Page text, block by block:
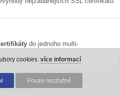
do jednoho multi-
záruka
vyhrazena.
cookies. více informací
Pouze nezbytné